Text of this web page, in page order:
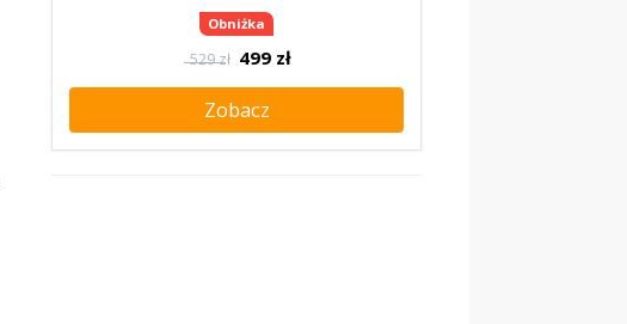
Obniżka
529 zł 499 zł
Zobacz